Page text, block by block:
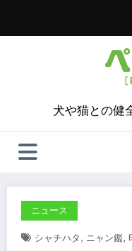
犬や猫との健
ニュース
シャチハタ , ニャン鑑,